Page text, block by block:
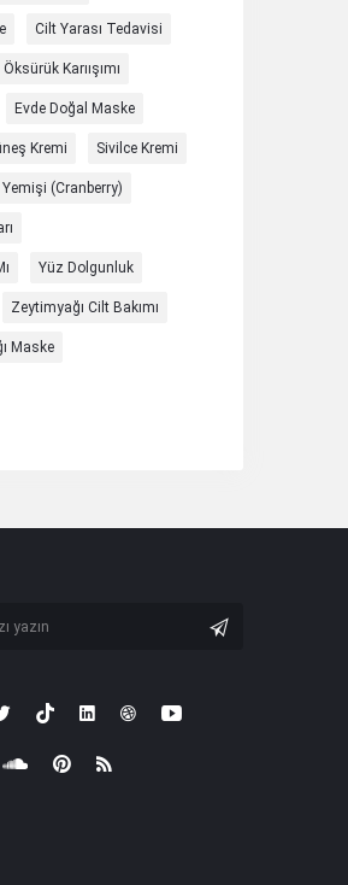
Cilt Yarası Tedavisi
Karıışımı
Evde Doğal Maske
Kremi Sivilce Kremi
(cranberry)
Yüz Dolgunluk
Zeytimyağı Cilt Bakımı
Maske